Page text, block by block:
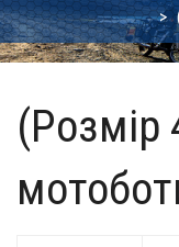
(Розмір